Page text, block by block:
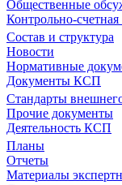
Общественные
Контрольно-счетная
Состав и структура
Новости
Нормативные
Документы КСП
Стандарты
Прочие документы
Деятельность КСП
Планы
Отчеты
Материалы